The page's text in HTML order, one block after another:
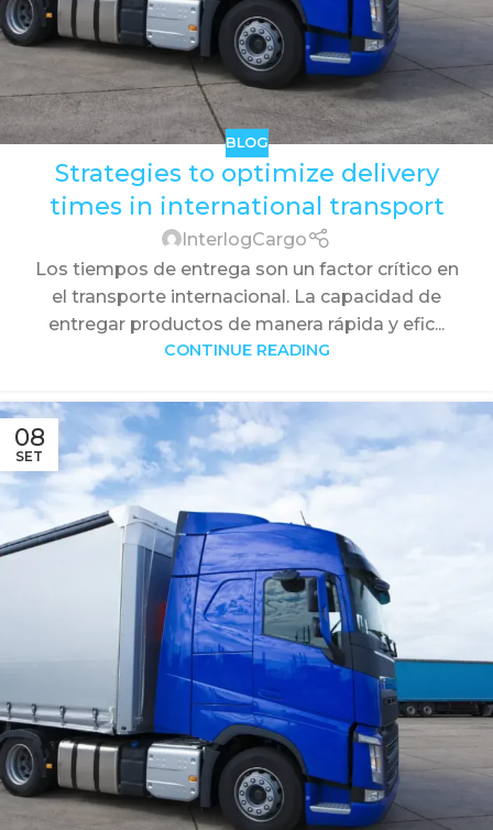
BLOG
Strategies to optimize delivery
times in international transport
InterlogCargo
Los tiempos de entrega son un factor crítico en
el transporte internacional. La capacidad de
entregar productos de manera rápida y efic...
CONTINUE READING
08
SET